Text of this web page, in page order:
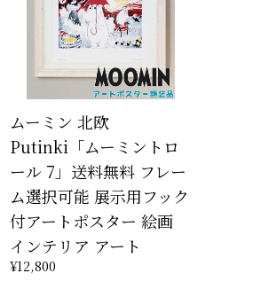
ムーミン 北欧
Putinki「ムーミントロ
ール 7」送料無料 フレー
ム選択可能 展示用フック
付アートポスター 絵画
インテリア アート
¥12,800